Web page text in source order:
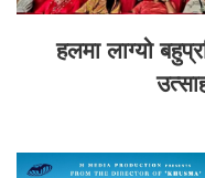
हलमा लाग्यो